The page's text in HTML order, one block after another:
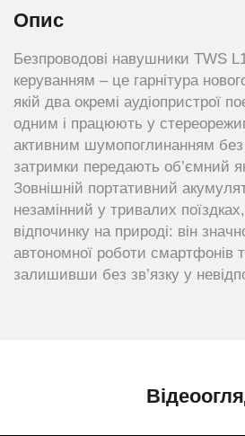
Опис
Безпроводові навушники TWS
керуванням – це гарнітура
якій два окремі аудіопристрої
одним і працюють у
активним шумопоглинанням без
затримки передають об’ємний
Зовнішній портативний
незамінний у тривалих
відпочинку на природі: він
автономної роботи смартфонів
залишивши без зв’язку у